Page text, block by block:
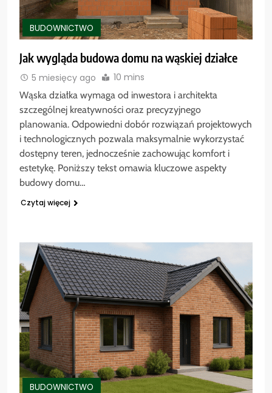
BUDOWNICTWO
Jak wygląda budowa domu na wąskiej działce
5 miesięcy ago 10 mins
Wąska działka wymaga od inwestora i architekta
szczególnej kreatywności oraz precyzyjnego
planowania. Odpowiedni dobór rozwiązań projektowych
i technologicznych pozwala maksymalnie wykorzystać
dostępny teren, jednocześnie zachowując komfort i
estetykę. Poniższy tekst omawia kluczowe aspekty
budowy domu…
Czytaj więcej
BUDOWNICTWO